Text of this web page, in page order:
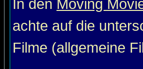
In den Moving
achte auf die
Filme (allgemeine